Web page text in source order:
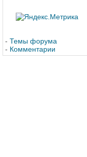
- Темы форума
- Комментарии